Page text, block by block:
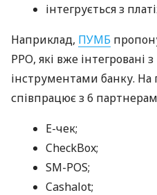
інтегрується з
Наприклад, ПУМБ
РРО, які вже інтегровані
інструментами банку.
співпрацює з 6
E-чек;
CheckBox;
SM-POS;
Cashalot;